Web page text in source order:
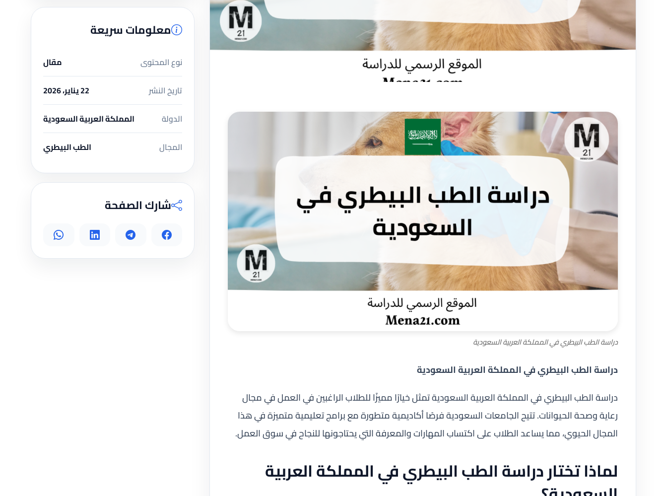
دراسة الطب البيطري في المملكة العربية السعودية
دراسة الطب البيطري في المملكة العربية السعودية
دراسة الطب البيطري في المملكة العربية السعودية تمثل خيارًا مميزًا للطلاب الراغبين في العمل في مجال
رعاية وصحة الحيوانات. تتيح الجامعات السعودية فرصًا أكاديمية متطورة مع برامج تعليمية متميزة في هذا
المجال الحيوي، مما يساعد الطلاب على اكتساب المهارات والمعرفة التي يحتاجونها للنجاح في سوق العمل.
لماذا تختار دراسة الطب البيطري في المملكة العربية
معلومات سريعة
نوع المحتوى
مقال
تاريخ النشر
22 يناير، 2026
الدولة
المملكة العربية السعودية
المجال
الطب البيطري
شارك الصفحة